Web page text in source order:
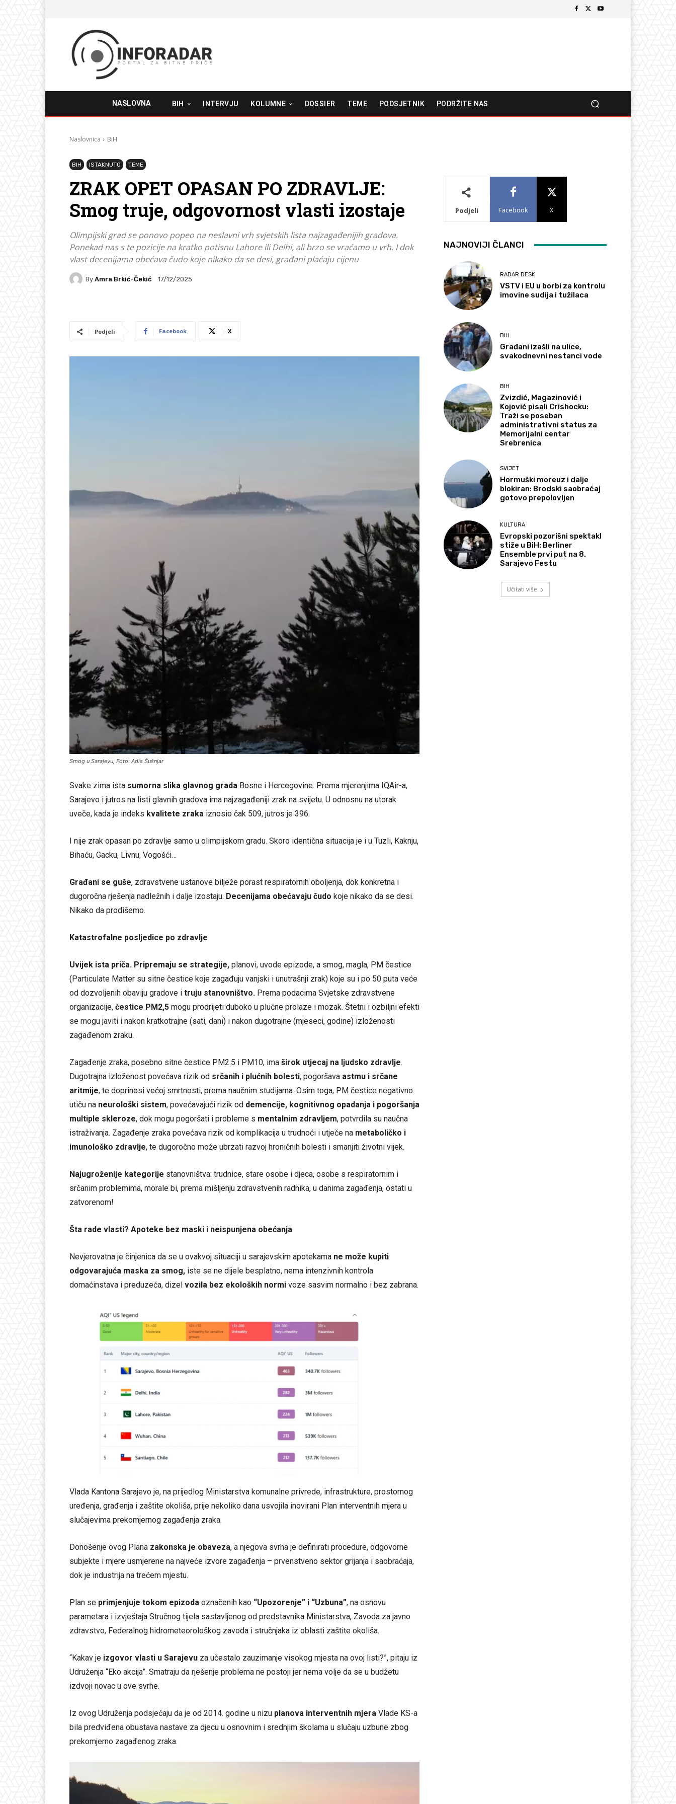
NASLOVNA BIH INTERVJU KOLUMNE DOSSIER TEME PODSJETNIK PODRŽITE NAS
Naslovnica BiH
BIH ISTAKNUTO TEME
ZRAK OPET OPASAN PO ZDRAVLJE:
Smog truje, odgovornost vlasti izostaje
Olimpijski grad se ponovo popeo na neslavni vrh svjetskih lista najzagađenijih gradova.
Ponekad nas s te pozicije na kratko potisnu Lahore ili Delhi, ali brzo se vraćamo u vrh. I dok
vlast decenijama obećava čudo koje nikako da se desi, građani plaćaju cijenu
By Amra Brkić-Čekić 17/12/2025
Podjeli Facebook X
Smog u Sarajevu, Foto: Adis Šušnjar
Svake zima ista sumorna slika glavnog grada Bosne i Hercegovine. Prema mjerenjima IQAir-a,
Sarajevo i jutros na listi glavnih gradova ima najzagađeniji zrak na svijetu. U odnosnu na utorak
uveče, kada je indeks kvalitete zraka iznosio čak 509, jutros je 396.
I nije zrak opasan po zdravlje samo u olimpijskom gradu. Skoro identična situacija je i u Tuzli, Kaknju,
Bihaću, Gacku, Livnu, Vogošći…
Građani se guše, zdravstvene ustanove bilježe porast respiratornih oboljenja, dok konkretna i
dugoročna rješenja nadležnih i dalje izostaju. Decenijama obećavaju čudo koje nikako da se desi.
Nikako da prodišemo.
Katastrofalne posljedice po zdravlje
Uvijek ista priča. Pripremaju se strategije, planovi, uvode epizode, a smog, magla, PM čestice
(Particulate Matter su sitne čestice koje zagađuju vanjski i unutrašnji zrak) koje su i po 50 puta veće
od dozvoljenih obaviju gradove i truju stanovništvo. Prema podacima Svjetske zdravstvene
organizacije, čestice PM2,5 mogu prodrijeti duboko u plućne prolaze i mozak. Štetni i ozbiljni efekti
se mogu javiti i nakon kratkotrajne (sati, dani) i nakon dugotrajne (mjeseci, godine) izloženosti
zagađenom zraku.
Zagađenje zraka, posebno sitne čestice PM2.5 i PM10, ima širok utjecaj na ljudsko zdravlje.
Dugotrajna izloženost povećava rizik od srčanih i plućnih bolesti, pogoršava astmu i srčane
aritmije, te doprinosi većoj smrtnosti, prema naučnim studijama. Osim toga, PM čestice negativno
utiču na neurološki sistem, povećavajući rizik od demencije, kognitivnog opadanja i pogoršanja
multiple skleroze, dok mogu pogoršati i probleme s mentalnim zdravljem, potvrdila su naučna
istraživanja. Zagađenje zraka povećava rizik od komplikacija u trudnoći i utječe na metaboličko i
imunološko zdravlje, te dugoročno može ubrzati razvoj hroničnih bolesti i smanjiti životni vijek.
Najugroženije kategorije stanovništva: trudnice, stare osobe i djeca, osobe s respiratornim i
srčanim problemima, morale bi, prema mišljenju zdravstvenih radnika, u danima zagađenja, ostati u
zatvorenom!
Šta rade vlasti? Apoteke bez maski i neispunjena obećanja
Nevjerovatna je činjenica da se u ovakvoj situaciji u sarajevskim apotekama ne može kupiti
odgovarajuća maska za smog, iste se ne dijele besplatno, nema intenzivnih kontrola
domaćinstava i preduzeća, dizel vozila bez ekoloških normi voze sasvim normalno i bez zabrana.
Vlada Kantona Sarajevo je, na prijedlog Ministarstva komunalne privrede, infrastrukture, prostornog
uređenja, građenja i zaštite okoliša, prije nekoliko dana usvojila inovirani Plan interventnih mjera u
slučajevima prekomjernog zagađenja zraka.
Donošenje ovog Plana zakonska je obaveza, a njegova svrha je definirati procedure, odgovorne
subjekte i mjere usmjerene na najveće izvore zagađenja – prvenstveno sektor grijanja i saobraćaja,
dok je industrija na trećem mjestu.
Plan se primjenjuje tokom epizoda označenih kao “Upozorenje” i “Uzbuna”, na osnovu
parametara i izvještaja Stručnog tijela sastavljenog od predstavnika Ministarstva, Zavoda za javno
zdravstvo, Federalnog hidrometeorološkog zavoda i stručnjaka iz oblasti zaštite okoliša.
“Kakav je izgovor vlasti u Sarajevu za učestalo zauzimanje visokog mjesta na ovoj listi?”, pitaju iz
Udruženja “Eko akcija”. Smatraju da rješenje problema ne postoji jer nema volje da se u budžetu
izdvoji novac u ove svrhe.
Iz ovog Udruženja podsjećaju da je od 2014. godine u nizu planova interventnih mjera Vlade KS-a
bila predviđena obustava nastave za djecu u osnovnim i srednjim školama u slučaju uzbune zbog
prekomjerno zagađenog zraka.
Podjeli Facebook X
NAJNOVIJI ČLANCI
RADAR DESK
VSTV i EU u borbi za kontrolu
imovine sudija i tužilaca
BIH
Građani izašli na ulice,
svakodnevni nestanci vode
BIH
Zvizdić, Magazinović i
Kojović pisali Crishocku:
Traži se poseban
administrativni status za
Memorijalni centar
Srebrenica
SVIJET
Hormuški moreuz i dalje
blokiran: Brodski saobraćaj
gotovo prepolovljen
KULTURA
Evropski pozorišni spektakl
stiže u BiH: Berliner
Ensemble prvi put na 8.
Sarajevo Festu
Učitati više